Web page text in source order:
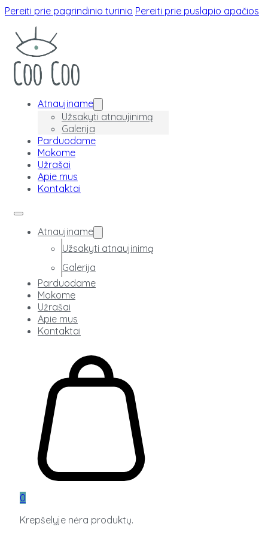
Pereiti prie pagrindinio turinio Pereiti prie puslapio apačios
Atnaujiname
Užsakyti atnaujinimą
Galerija
Parduodame
Mokome
Užrašai
Apie mus
Kontaktai
Atnaujiname
Užsakyti atnaujinimą
Galerija
Parduodame
Mokome
Užrašai
Apie mus
Kontaktai
0
Krepšelyje nėra produktų.